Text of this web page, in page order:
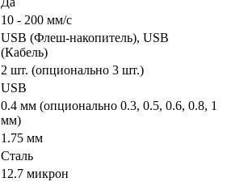
10 - 200 мм/с
USB (Флеш-накопитель), USB
(Кабель)
2 шт. (опционально 3 шт.)
USB
0.4 мм (опционально 0.3, 0.5, 0.6, 0.8, 1
мм)
1.75 мм
Сталь
12.7 микрон